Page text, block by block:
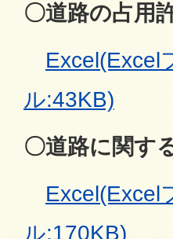
〇道路の占用
Excel(Excel
ル:43KB)
〇道路に関す
Excel(Excel
ル:170KB)